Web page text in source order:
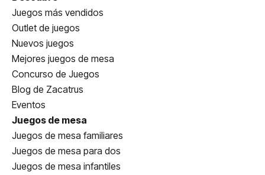
Juegos más vendidos
Outlet de juegos
Nuevos juegos
Mejores juegos de mesa
Concurso de Juegos
Blog de Zacatrus
Eventos
Juegos de mesa
Juegos de mesa familiares
Juegos de mesa para dos
Juegos de mesa infantiles